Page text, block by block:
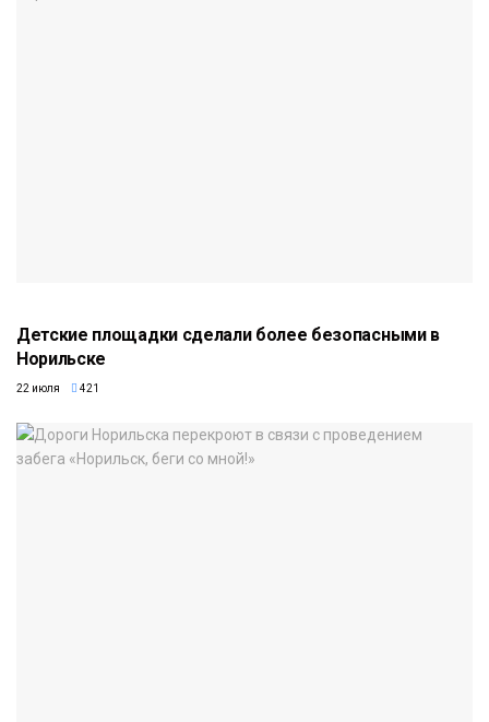
Детские площадки сделали более безопасными в
Норильске
22 июля 421